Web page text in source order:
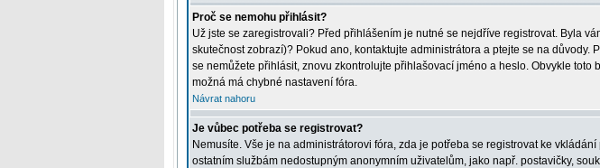
Proč se nemohu přihlásit?
Už jste se zaregistrovali? Před přihlášením je nutné se nejdříve registrovat. Byla
skutečnost zobrazí)? Pokud ano, kontaktujte administrátora a ptejte se na důvody.
se nemůžete přihlásit, znovu zkontrolujte přihlašovací jméno a heslo. Obvykle
možná má chybné nastavení fóra.
Návrat nahoru
Je vůbec potřeba se registrovat?
Nemusíte. Vše je na administrátorovi fóra, zda je potřeba se registrovat ke
ostatním službám nedostupným anonymním uživatelům, jako např. postavičky,